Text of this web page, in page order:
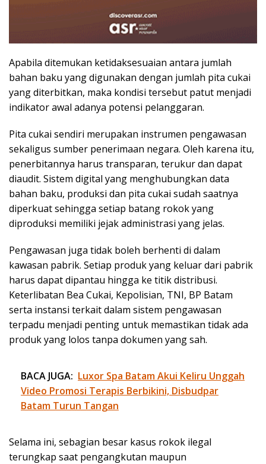
Apabila ditemukan ketidaksesuaian antara jumlah
bahan baku yang digunakan dengan jumlah pita cukai
yang diterbitkan, maka kondisi tersebut patut menjadi
indikator awal adanya potensi pelanggaran.
Pita cukai sendiri merupakan instrumen pengawasan
sekaligus sumber penerimaan negara. Oleh karena itu,
penerbitannya harus transparan, terukur dan dapat
diaudit. Sistem digital yang menghubungkan data
bahan baku, produksi dan pita cukai sudah saatnya
diperkuat sehingga setiap batang rokok yang
diproduksi memiliki jejak administrasi yang jelas.
Pengawasan juga tidak boleh berhenti di dalam
kawasan pabrik. Setiap produk yang keluar dari pabrik
harus dapat dipantau hingga ke titik distribusi.
Keterlibatan Bea Cukai, Kepolisian, TNI, BP Batam
serta instansi terkait dalam sistem pengawasan
terpadu menjadi penting untuk memastikan tidak ada
produk yang lolos tanpa dokumen yang sah.
BACA JUGA: Luxor Spa Batam Akui Keliru Unggah
Video Promosi Terapis Berbikini, Disbudpar
Batam Turun Tangan
Selama ini, sebagian besar kasus rokok ilegal
terungkap saat pengangkutan maupun